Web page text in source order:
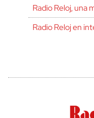
Radio Reloj, una
Radio Reloj en